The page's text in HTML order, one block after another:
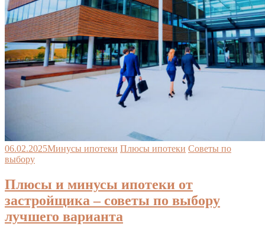
06.02.2025Минусы ипотеки Плюсы ипотеки Советы по
выбору
Плюсы и минусы ипотеки от
застройщика – советы по выбору
лучшего варианта